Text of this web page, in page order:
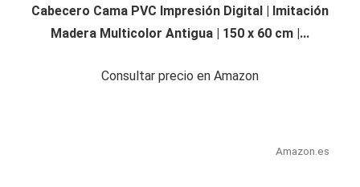
Cabecero Cama PVC Impresión Digital | Imitación
Madera Multicolor Antigua | 150 x 60 cm |...
Consultar precio en Amazon
Amazon.es